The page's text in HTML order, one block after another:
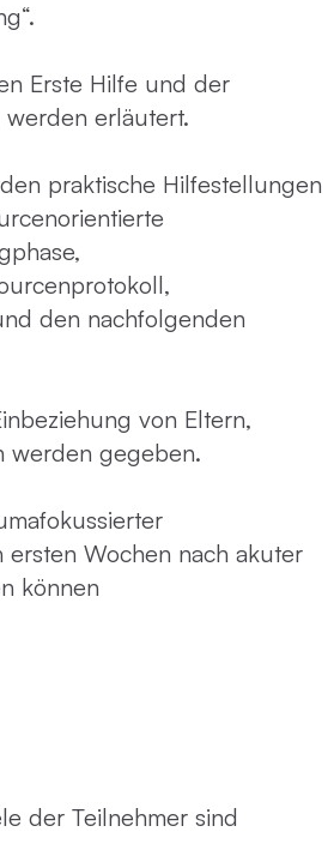
Erste Hilfe und der
werden erläutert.
praktische Hilfestellungen
den nachfolgenden
von Eltern,
werden gegeben.
Wochen nach akuter
können
der Teilnehmer sind